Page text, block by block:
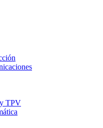
TPV